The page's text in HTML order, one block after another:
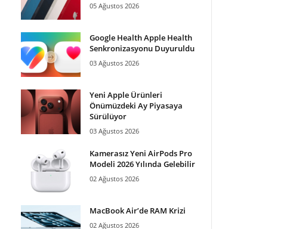
05 Ağustos 2026
Google Health Apple Health
Senkronizasyonu Duyuruldu
03 Ağustos 2026
Yeni Apple Ürünleri
Önümüzdeki Ay Piyasaya
Sürülüyor
03 Ağustos 2026
Kamerasız Yeni AirPods Pro
Modeli 2026 Yılında Gelebilir
02 Ağustos 2026
MacBook Air’de RAM Krizi
02 Ağustos 2026